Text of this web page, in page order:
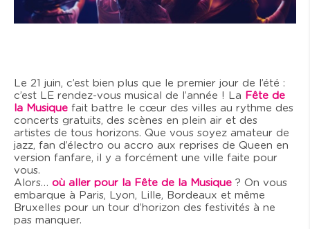
Le 21 juin, c’est bien plus que le premier jour de l’été :
c’est LE rendez-vous musical de l’année ! La Fête de
la Musique fait battre le cœur des villes au rythme des
concerts gratuits, des scènes en plein air et des
artistes de tous horizons. Que vous soyez amateur de
jazz, fan d’électro ou accro aux reprises de Queen en
version fanfare, il y a forcément une ville faite pour
vous.
Alors… où aller pour la Fête de la Musique ? On vous
embarque à Paris, Lyon, Lille, Bordeaux et même
Bruxelles pour un tour d’horizon des festivités à ne
pas manquer.